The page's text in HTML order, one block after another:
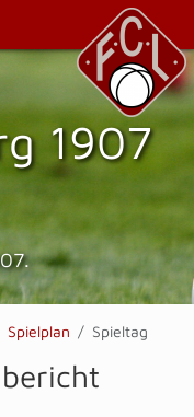
1907
Spielplan Spieltag